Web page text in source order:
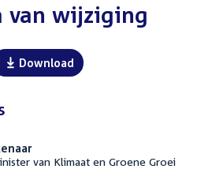
van wijziging
Download
van Klimaat en Groene Groei